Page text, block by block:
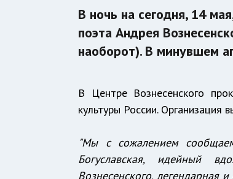
В ночь на сегодня, 14
поэта Андрея
наоборот). В минувшем
В Центре Вознесенского
культуры России.
"Мы с сожалением
Богуславская, идейный
Вознесенского, легендарная